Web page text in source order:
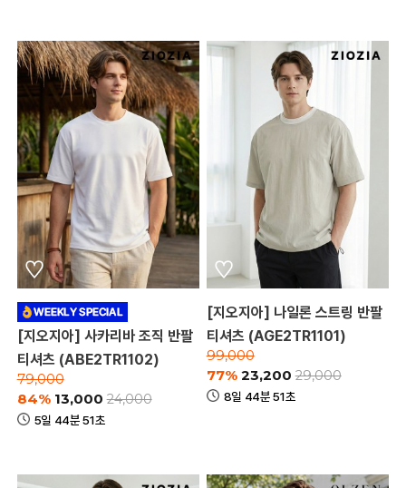
[지오지아] 사카리바 조직 반팔
티셔츠 (ABE2TR1102)
79,000
84% 13,000 24,000
5일 44분 51초
[지오지아] 나일론 스트링 반팔
티셔츠 (AGE2TR1101)
99,000
77% 23,200 29,000
8일 44분 51초